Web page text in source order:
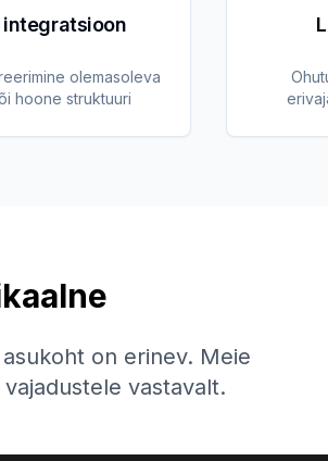
integratsioon
olemasoleva
hoone struktuuri
on erinev. Meie
vastavalt.